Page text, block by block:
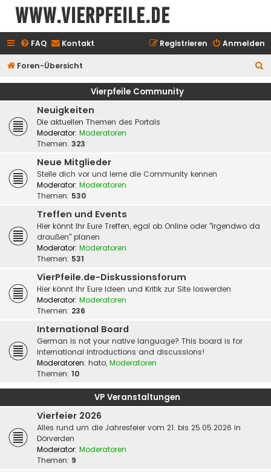
www.vierpfeile.de
FAQ Kontakt Anmelden
Registrieren
Foren-Übersicht
u
Vierpfeile Community
Neuigkeiten
Die aktuellen Themen des Portals
Moderator: Moderatoren
Themen: 323
Neue Mitglieder
Stelle dich vor und lerne die Community kennen
Moderator: Moderatoren
Themen: 530
Treffen und Events
Hier könnt Ihr Eure Treffen, egal ob Online oder "irgendwo da
draußen" planen
Moderator: Moderatoren
Themen: 531
VierPfeile.de-Diskussionsforum
Hier könnt Ihr Eure Ideen und Kritik zur Site loswerden
Moderator: Moderatoren
Themen: 236
International Board
German is not your native language? This board is for
international introductions and discussions!
Moderatoren: hato, Moderatoren
Themen: 10
VP Veranstaltungen
Vierfeier 2026
Alles rund um die Jahresfeier vom 21. bis 25.05.2026 in
Dörverden
Moderator: Moderatoren
Themen: 9